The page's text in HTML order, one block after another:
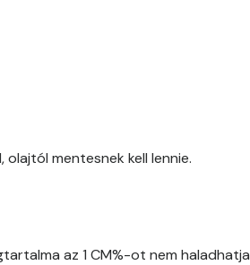
mentesnek kell lennie.
az 1 CM%-ot nem haladhatja